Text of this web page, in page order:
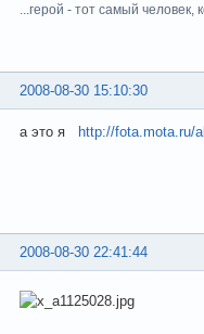
...герой - тот самый
2008-08-30 15:10:30
а это я http://fota.mota.ru/
2008-08-30 22:41:44